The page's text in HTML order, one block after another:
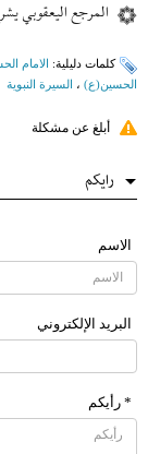
المرجع اليعقوبي
کلمات دلیلیة: الامام
الحسین(ع) ، السيرة النبوية
أبلغ عن مشكلة
رایکم
الاسم
البرید الإلکتروني
* رأیکم